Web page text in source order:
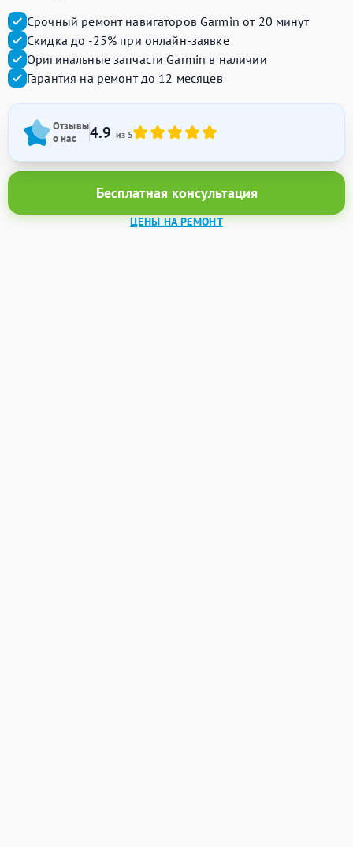
Срочный ремонт навигаторов Garmin от 20 минут
Скидка до -25% при онлайн-заявке
Оригинальные запчасти Garmin в наличии
Гарантия на ремонт до 12 месяцев
Отзывы
о нас
4.9 из 5
Бесплатная консультация
ЦЕНЫ НА РЕМОНТ